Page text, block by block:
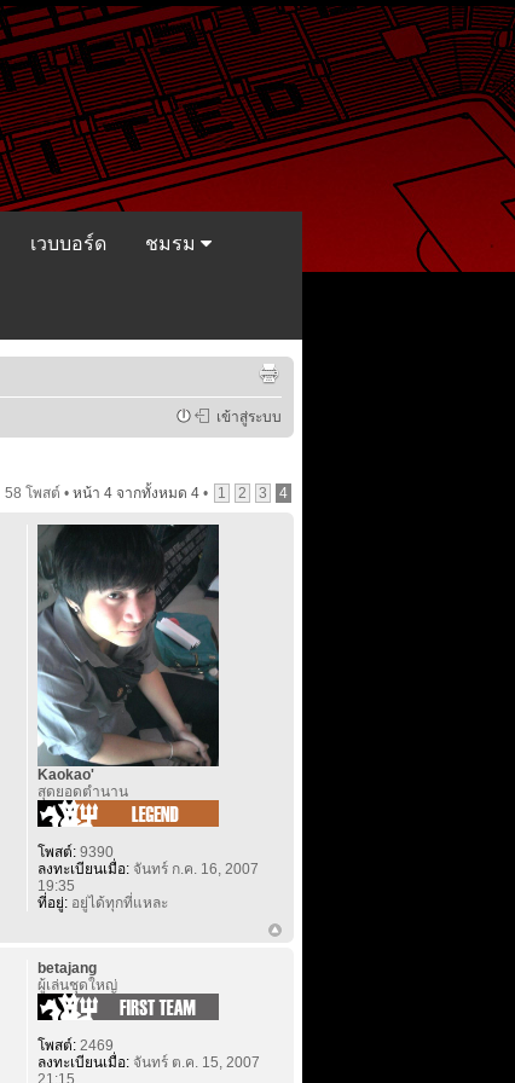
เวบบอร์ด ชมรม
เข้าสู่ระบบ
58 โพสต์ • หน้า 4จากทั้งหมด 4• 1 2 3 4
Kaokao'
สุดยอดตำนาน
โพสต์:9390
ลงทะเบียนเมื่อ:จันทร์ ก.ค. 16, 2007
19:35
ที่อยู่:อยู่ได้ทุกที่แหละ
betajang
ผู้เล่นชุดใหญ่
โพสต์:2469
ลงทะเบียนเมื่อ:จันทร์ ต.ค. 15, 2007
21:15